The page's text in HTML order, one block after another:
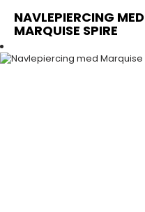
NAVLEPIERCING MED
MARQUISE SPIRE